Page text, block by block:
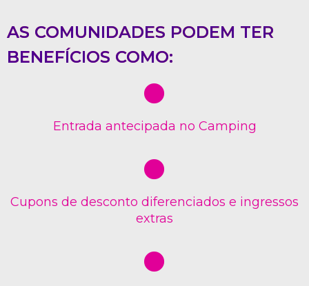
AS COMUNIDADES PODEM TER
BENEFÍCIOS COMO:
Entrada antecipada no Camping
Cupons de desconto diferenciados e ingressos
extras